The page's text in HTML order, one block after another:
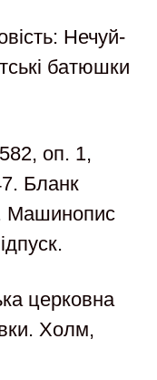
Нечуй-
батюшки
оп. 1,
Бланк
Машинопис
церковна
Холм,